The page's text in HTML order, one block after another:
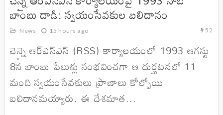
బాంబు దాడి: స్వయంసేవకుల బలిదానం
News 15 hours ago 52
చెన్నై ఆర్ఎస్ఎస్ (RSS) కార్యాలయంలో 1993 ఆగస్టు
8న బాంబు పేలుళ్లు సంభవించగా ఆ దుర్ఘటనలో 11
మంది స్వయంసేవకులు ప్రాణాలు కోల్పోయి
బలిదానమయ్యారు. ఈ దేశమాత...